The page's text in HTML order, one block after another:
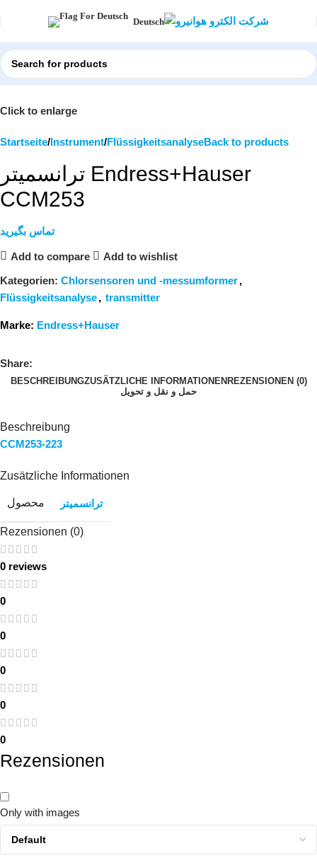
Deutsch
Click to enlarge
Startseite Instrument FlüssigkeitsanalyseBack to products
ترانسمیتر Endress+Hauser
CCM253
تماس بگیرید
Add to compare Add to wishlist
Kategorien: Chlorsensoren und -messumformer,
Flüssigkeitsanalyse, transmitter
Marke: Endress+Hauser
Share:
BESCHREIBUNGZUSÄTZLICHE INFORMATIONEN REZENSIONEN (0)
حمل و نقل و تحویل
Beschreibung
CCM253-223
Zusätzliche Informationen
محصول ترانسمیتر
Rezensionen (0)
0 reviews
0
0
0
0
0
Rezensionen
Only with images